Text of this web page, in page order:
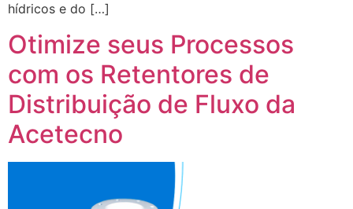
hídricos e do […]
Otimize seus Processos
com os Retentores de
Distribuição de Fluxo da
Acetecno